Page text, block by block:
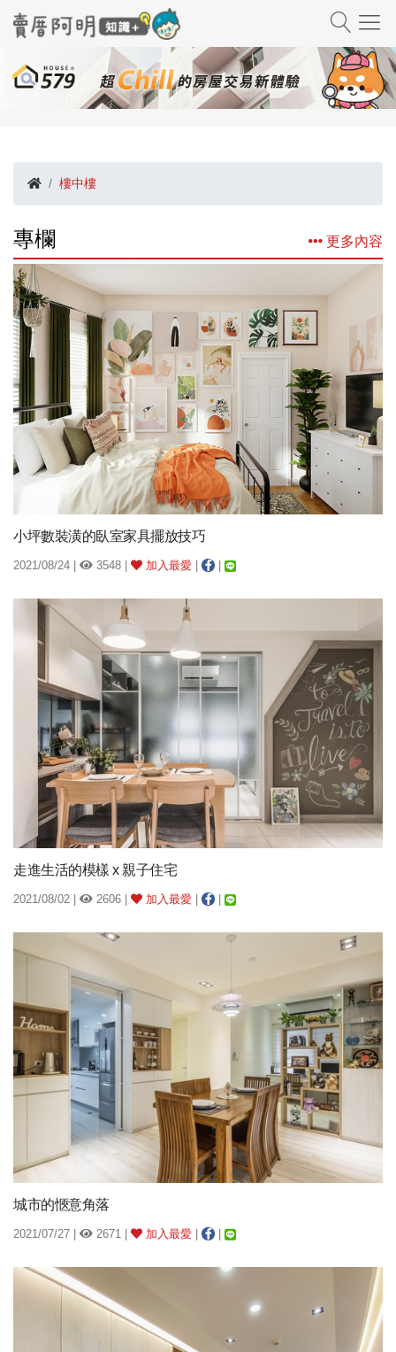
樓中樓
專欄 更多內容
小坪數裝潢的臥室家具擺放技巧
2021/08/24 | 3548 | 加入最愛 | |
走進生活的模樣 x 親子住宅
2021/08/02 | 2606 | 加入最愛
城市的愜意角落
2021/07/27 | 2671 | 加入最愛